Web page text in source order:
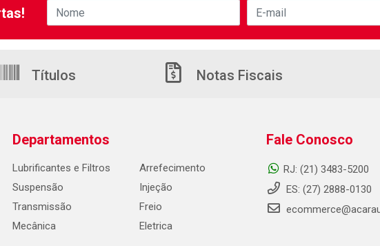
Títulos Notas Fiscais
Departamentos
Lubrificantes e Filtros
Suspensão
Transmissão
Mecânica
Arrefecimento
Injeção
Freio
Eletrica
Fale Conosco
RJ: (21) 3483-5200
ES: (27) 2888-0130